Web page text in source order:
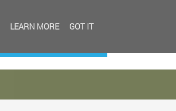
LEARN MORE GOT IT